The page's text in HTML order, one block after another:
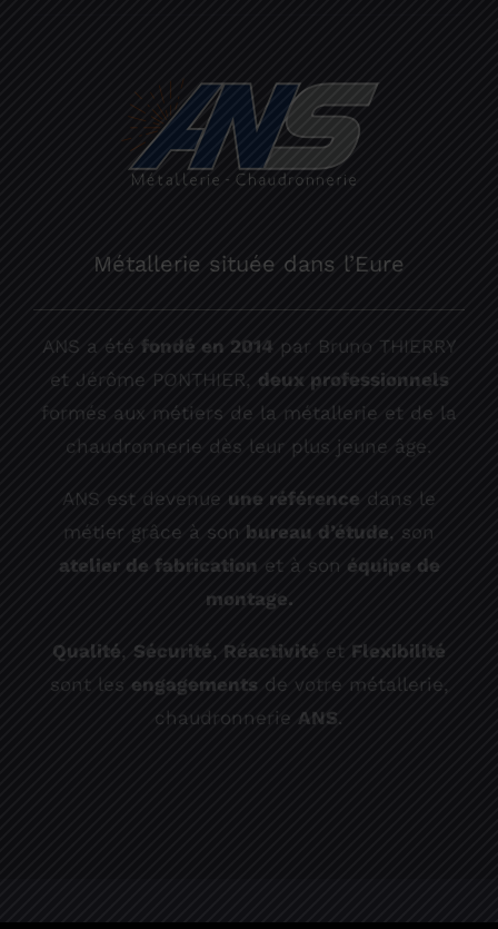
Métallerie située dans l’Eure
ANS a été fondé en 2014 par Bruno THIERRY
et Jérôme PONTHIER, deux professionnels
formés aux métiers de la métallerie et de la
chaudronnerie dès leur plus jeune âge.
ANS est devenue une référence dans le
métier grâce à son bureau d’étude, son
atelier de fabrication et à son équipe de
montage.
Qualité, Sécurité, Réactivité et Flexibilité
sont les engagements de votre métallerie,
chaudronnerie ANS.